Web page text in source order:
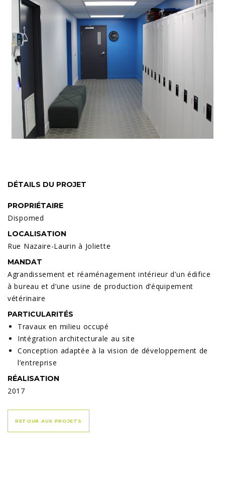
DÉTAILS DU PROJET
PROPRIÉTAIRE
Dispomed
LOCALISATION
Rue Nazaire-Laurin à Joliette
MANDAT
Agrandissement et réaménagement intérieur d’un édifice
à bureau et d’une usine de production d’équipement
vétérinaire
PARTICULARITÉS
Travaux en milieu occupé
Intégration architecturale au site
Conception adaptée à la vision de développement de
l’entreprise
RÉALISATION
2017
RETOUR AUX PROJETS